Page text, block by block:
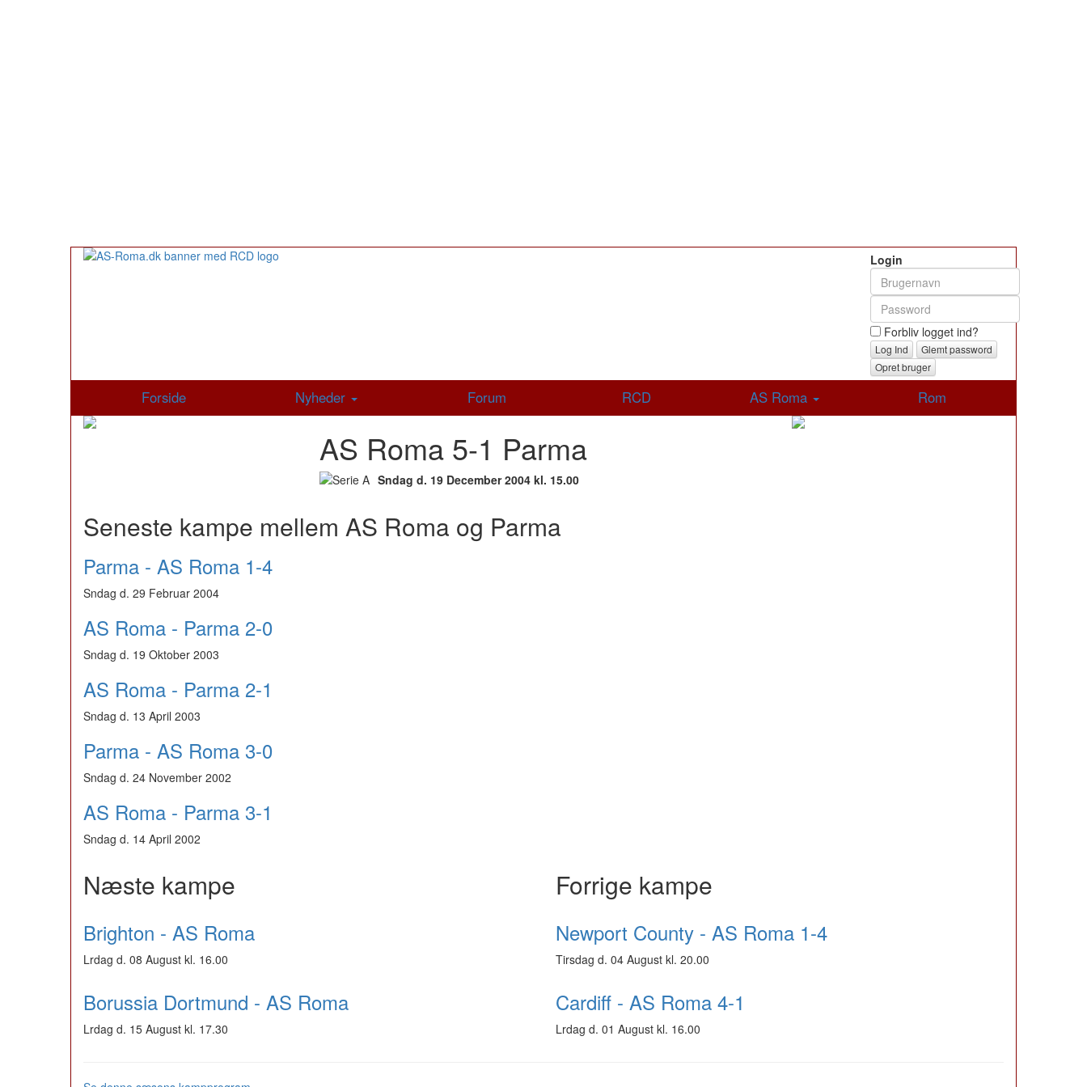
Login
Forbliv logget ind?
Glemt password
Opret bruger
Forside Nyheder Forum RCD AS Roma Rom
AS Roma 5-1 Parma
Sndag d. 19 December 2004 kl. 15.00
Seneste kampe mellem AS Roma og Parma
Parma - AS Roma 1-4
Sndag d. 29 Februar 2004
AS Roma - Parma 2-0
Sndag d. 19 Oktober 2003
AS Roma - Parma 2-1
Sndag d. 13 April 2003
Parma - AS Roma 3-0
Sndag d. 24 November 2002
AS Roma - Parma 3-1
Sndag d. 14 April 2002
Næste kampe
Brighton - AS Roma
Lrdag d. 08 August kl. 16.00
Borussia Dortmund - AS Roma
Lrdag d. 15 August kl. 17.30
Forrige kampe
Newport County - AS Roma 1-4
Tirsdag d. 04 August kl. 20.00
Cardiff - AS Roma 4-1
Lrdag d. 01 August kl. 16.00